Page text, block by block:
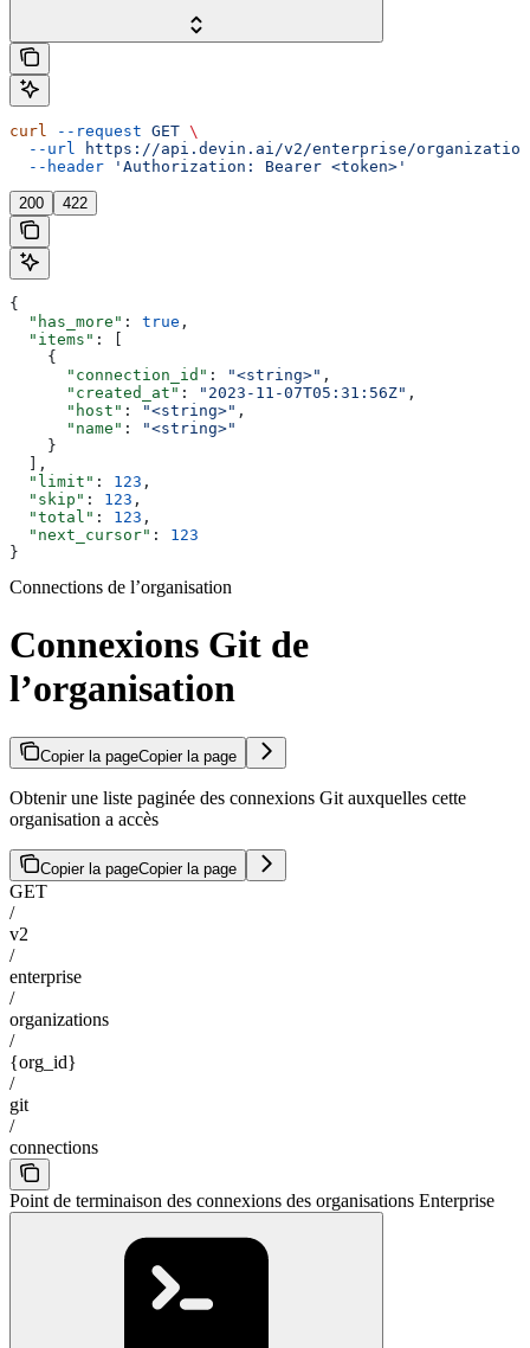
curl --request GET \
  --url
https://api.devin.ai/v2/enterprise/
  --header
'Authorization: Bearer <token>'
200 422
{
  "has_more"
: true ,
  "items"
: [
    {
      "connection_id"
: "<string>" ,
      "created_at"
: "2023-11-07T05:31:56Z" ,
      "host"
: "<string>" ,
      "name"
:
"<string>"
    }
  ],
  "limit"
: 123 ,
  "skip"
: 123 ,
  "total"
: 123 ,
  "next_cursor"
: 123
}
Connections de l’organisation
Connexions Git de
l’organisation
Copier la pageCopier la page
Obtenir une liste paginée des connexions Git auxquelles cette
organisation a accès
Copier la pageCopier la page
GET
/
v2
/
enterprise
/
organizations
/
{org_id}
/
git
/
connections
Point de terminaison des connexions des organisations Enterprise